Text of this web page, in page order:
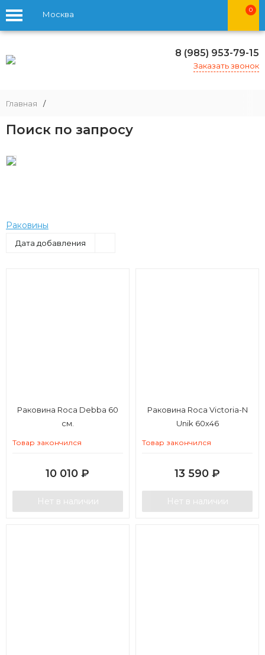
Москва 0
8 (985) 953-79-15
Заказать звонок
Главная /
Поиск по запросу
Раковины
Дата добавления
Раковина Roca Debba 60
см.
Товар закончился
10 010 ₽
Нет в наличии
Раковина Roca Victoria-N
Unik 60х46
Товар закончился
13 590 ₽
Нет в наличии